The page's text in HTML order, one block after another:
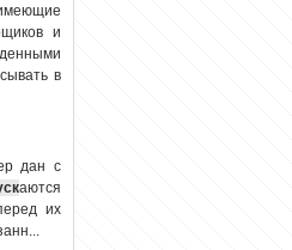
и
в
дан с
аются
их